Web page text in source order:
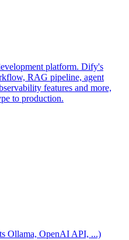
platform. Dify's
RAG pipeline, agent
features and more,
to production.
Ollama, OpenAI API, ...)